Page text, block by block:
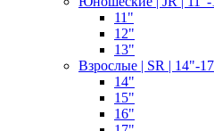
11"
12"
13"
Взрослые | SR | 14"-
14"
15"
16"